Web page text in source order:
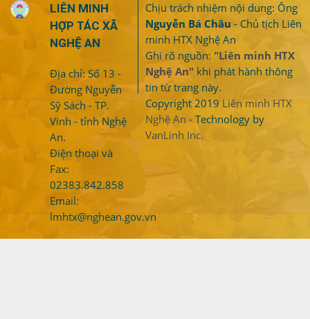
LIÊN MINH
HỢP TÁC XÃ
NGHỆ AN
Địa chỉ: Số 13 -
Đường Nguyễn
Sỹ Sách - TP.
Vinh - tỉnh Nghệ
An.
Điện thoại và
Fax:
02383.842.858
Email:
lmhtx@nghean.gov.vn
Chịu trách nhiệm nội dung: Ông
Nguyễn Bá Châu - Chủ tịch Liên
minh HTX Nghệ An
Ghi rõ nguồn: "Liên minh HTX
Nghệ An" khi phát hành thông
tin từ trang này.
Copyright 2019 Liên minh HTX
Nghệ An - Technology by
VanLinh Inc.